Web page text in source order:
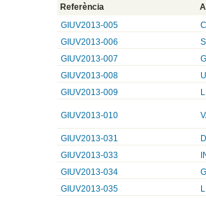
Referència
GIUV2013-005
GIUV2013-006
GIUV2013-007
GIUV2013-008
GIUV2013-009
GIUV2013-010
GIUV2013-031
GIUV2013-033
GIUV2013-034
GIUV2013-035